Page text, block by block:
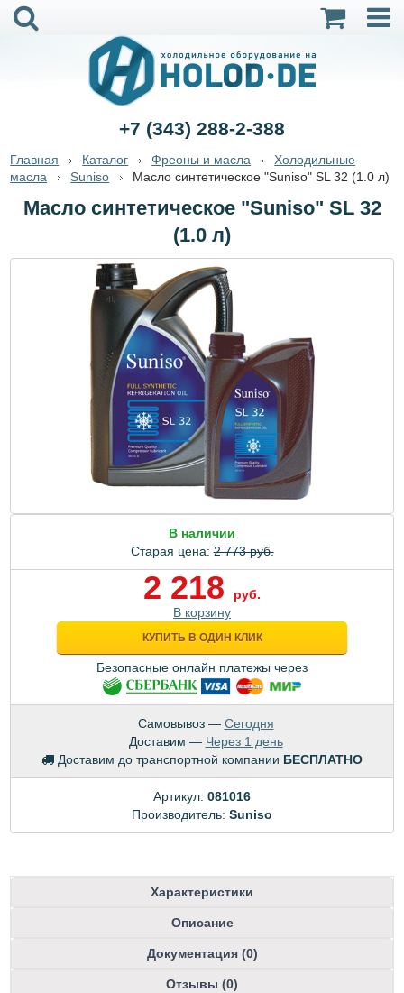
+7 (343) 288-2-388
Главная Каталог Фреоны и масла
Холодильные
масла
Suniso Масло синтетическое "Suniso" SL 32 (1.0 л)
Масло синтетическое "Suniso" SL 32
(1.0 л)
В наличии
Старая цена:2 773 руб.
2 218
руб.
В корзину
КУПИТЬ В ОДИН КЛИК
Безопасные онлайн платежы через
Самовывоз — Сегодня
Доставим — Через 1 день
Доставим до транспортной компании БЕСПЛАТНО
Артикул: 081016
Производитель: Suniso
Характеристики
Описание
Документация (0)
Отзывы (0)